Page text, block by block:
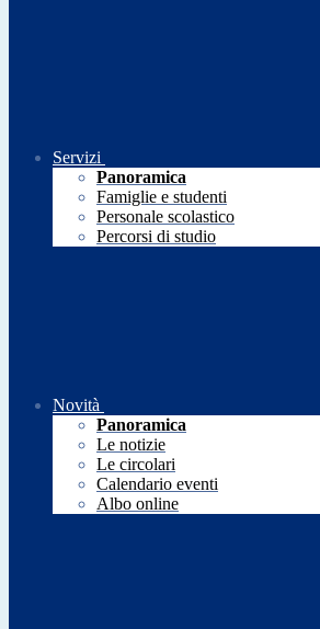
Servizi
Panoramica
Famiglie e studenti
Personale scolastico
Percorsi di studio
Novità
Panoramica
Le notizie
Le circolari
Calendario eventi
Albo online